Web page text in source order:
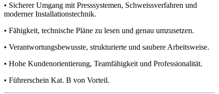
• Sicherer Umgang mit Presssystemen, Schweissverfahren und
moderner Installationstechnik.
• Fähigkeit, technische Pläne zu lesen und genau umzusetzen.
• Verantwortungsbewusste, strukturierte und saubere Arbeitsweise.
• Hohe Kundenorientierung, Teamfähigkeit und Professionalität.
• Führerschein Kat. B von Vorteil.